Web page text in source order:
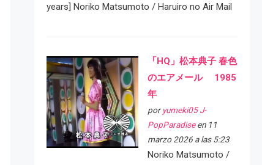
years] Noriko Matsumoto / Haruiro no Air Mail
「HQ」松本典子 春色
のエアメール 1985
年
por yumeki05 J-
PopParadiseen 11
marzo 2026 a las 5:23
Noriko Matsumoto /